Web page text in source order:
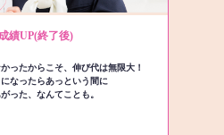
績UP(終了後)
ったからこそ、伸び代は無限大！
なったらあっという間に
った、なんてことも。